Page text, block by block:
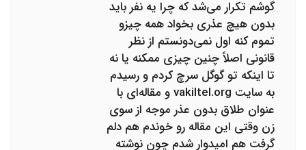
گوشم تکرار می‌شد که چرا یه نفر باید
بدون هیچ عذری بخواد همه چیزو
تموم کنه اول نمی‌دونستم از نظر
قانونی اصلاً چنین چیزی ممکنه یا نه
تا اینکه تو گوگل سرچ کردم و رسیدم
به سایت vakiltel.org و مقاله‌ای با
عنوان طلاق بدون عذر موجه از سوی
زن وقتی این مقاله رو خوندم هم دلم
گرفت هم امیدوار شدم چون نوشته